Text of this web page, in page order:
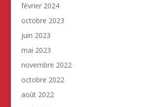
février 2024
octobre 2023
juin 2023
mai 2023
novembre 2022
octobre 2022
août 2022